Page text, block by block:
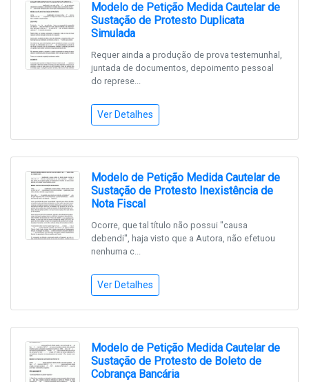
Modelo de Petição Medida Cautelar de
Sustação de Protesto Duplicata
Simulada
Requer ainda a produção de prova testemunhal,
juntada de documentos, depoimento pessoal
do represe...
Ver Detalhes
Modelo de Petição Medida Cautelar de
Sustação de Protesto Inexistência de
Nota Fiscal
Ocorre, que tal título não possui "causa
debendi", haja visto que a Autora, não efetuou
nenhuma c...
Ver Detalhes
Modelo de Petição Medida Cautelar de
Sustação de Protesto de Boleto de
Cobrança Bancária